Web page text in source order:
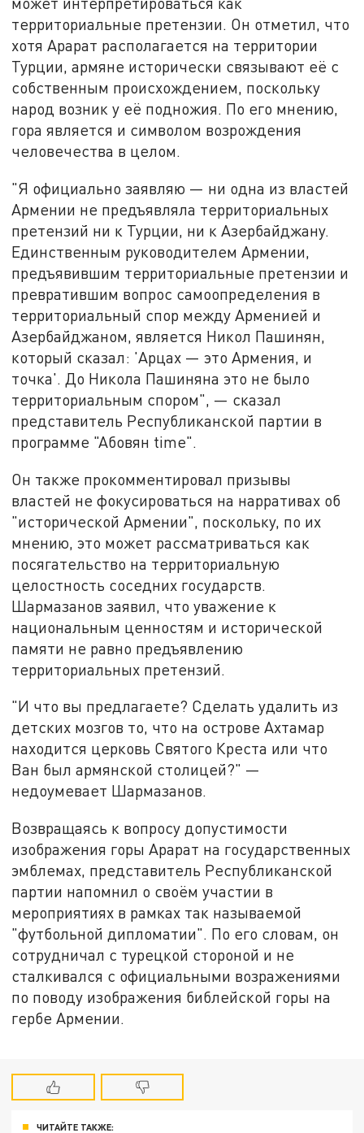
территориальные претензии. Он отметил, что
хотя Арарат располагается на территории
Турции, армяне исторически связывают её с
собственным происхождением, поскольку
народ возник у её подножия. По его мнению,
гора является и символом возрождения
человечества в целом.
"Я официально заявляю — ни одна из властей
Армении не предъявляла территориальных
претензий ни к Турции, ни к Азербайджану.
Единственным руководителем Армении,
предъявившим территориальные претензии и
превратившим вопрос самоопределения в
территориальный спор между Арменией и
Азербайджаном, является Никол Пашинян,
который сказал: 'Арцах — это Армения, и
точка'. До Никола Пашиняна это не было
территориальным спором", — сказал
представитель Республиканской партии в
программе "Абовян time".
Он также прокомментировал призывы
властей не фокусироваться на нарративах об
"исторической Армении", поскольку, по их
мнению, это может рассматриваться как
посягательство на территориальную
целостность соседних государств.
Шармазанов заявил, что уважение к
национальным ценностям и исторической
памяти не равно предъявлению
территориальных претензий.
"И что вы предлагаете? Сделать удалить из
детских мозгов то, что на острове Ахтамар
находится церковь Святого Креста или что
Ван был армянской столицей?" —
недоумевает Шармазанов.
Возвращаясь к вопросу допустимости
изображения горы Арарат на государственных
эмблемах, представитель Республиканской
партии напомнил о своём участии в
мероприятиях в рамках так называемой
"футбольной дипломатии". По его словам, он
сотрудничал с турецкой стороной и не
сталкивался с официальными возражениями
по поводу изображения библейской горы на
гербе Армении.
ЧИТАЙТЕ ТАКЖЕ: